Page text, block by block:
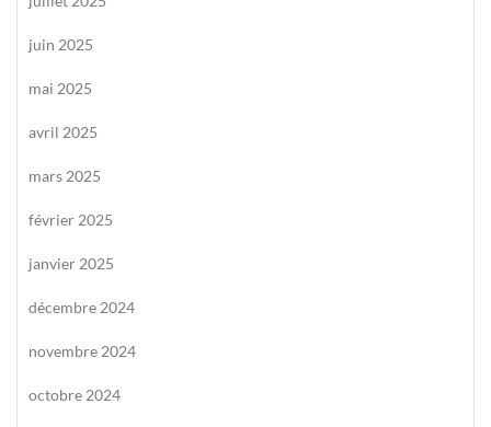
juin 2025
mai 2025
avril 2025
mars 2025
février 2025
janvier 2025
décembre 2024
novembre 2024
octobre 2024